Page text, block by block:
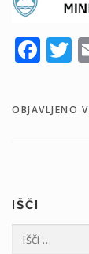
OBJAVLJENO V
IŠČI